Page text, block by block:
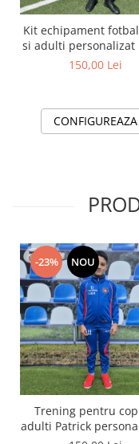
Kit echipament
si adulti personalizat
150,00 Lei
CONFIGUREAZA
-23% NOU
Trening pentru
adulti Patrick